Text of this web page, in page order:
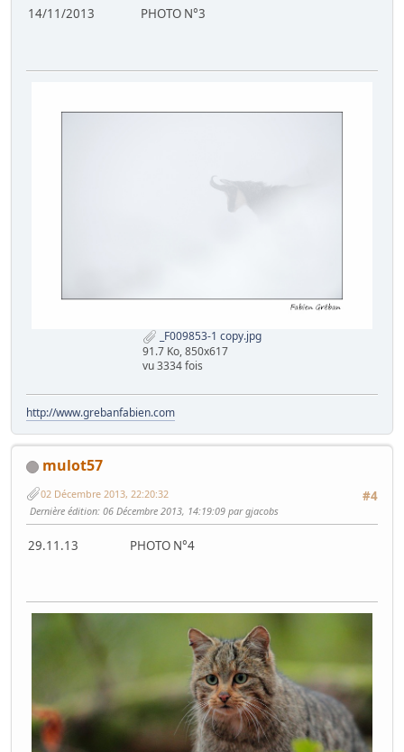
14/11/2013 PHOTO N°3
_F009853-1 copy.jpg
91.7 Ko, 850x617
vu 3334 fois
http://www.grebanfabien.com
mulot57
#4
02 Décembre 2013, 22:20:32
Dernière édition: 06 Décembre 2013, 14:19:09 par gjacobs
29.11.13 PHOTO N°4